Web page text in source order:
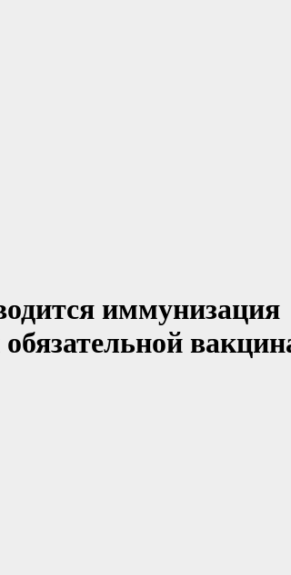
иммунизация